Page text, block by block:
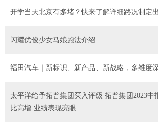
开学当天北京有多堵？快来了解详细路况制定
闪耀优俊少女马娘跑法介绍
福田汽车｜新标识、新产品、新战略，多维度
太平洋给予拓普集团买入评级 拓普集团2023中
比高增 业绩表现亮眼